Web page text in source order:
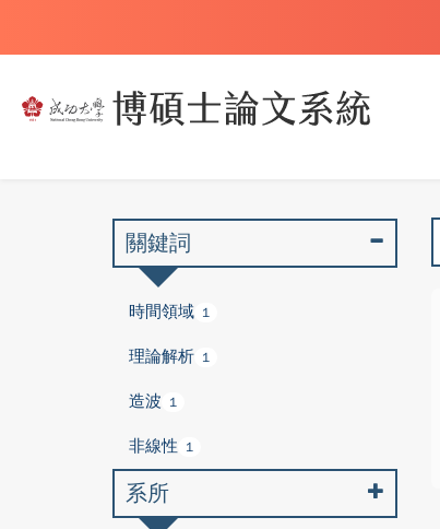
關鍵詞
時間領域 1
理論解析 1
造波 1
非線性 1
系所